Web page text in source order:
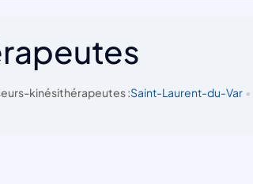
kinésithérapeutes :Saint-Laurent-du-Var •